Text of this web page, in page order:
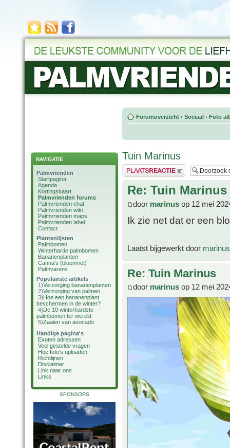
NAVIGATIE
Palmvrienden
Startpagina
Agenda
Kortingskaart
Palmvrienden forums
Palmvrienden chat
Palmvrienden wiki
Palmvrienden maps
Palmvrienden label
Contact
Plantenlijsten
Palmbomen
Winterharde palmbomen
Bananenplanten
Canna's (bloemriet)
Palmvarens
Populairste artikels
1)Verzorging bananenplanten
2)Verzorging van palmen
3)Hoe een bananenplant
beschermen in de winter?
4)De 10 winterhardste
palmbomen ter wereld
5)Zaaien van avocado
Handige pagina's
Exoten adressen
Veel gestelde vragen
Hoe foto's uploaden
Richtlijnen
Disclaimer
Link naar ons
Links
SPONSORS
Forumoverzicht ‹ Sociaal ‹ Foto
Tuin Marinus
Plaats een reactie
Re: Tuin Marinus
door marinus op 12 mei
Ik zie net dat er een
Laatst bijgewerkt door marinus
Re: Tuin Marinus
door marinus op 12 mei